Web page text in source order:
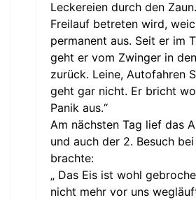
Leckereien durch den
Freilauf betreten wird,
permanent aus. Seit er im
geht er vom Zwinger in
zurück. Leine, Autofahren
geht gar nicht. Er bricht
Panik aus.“
Am nächsten Tag lief das
und auch der 2. Besuch
brachte:
„ Das Eis ist wohl
nicht mehr vor uns